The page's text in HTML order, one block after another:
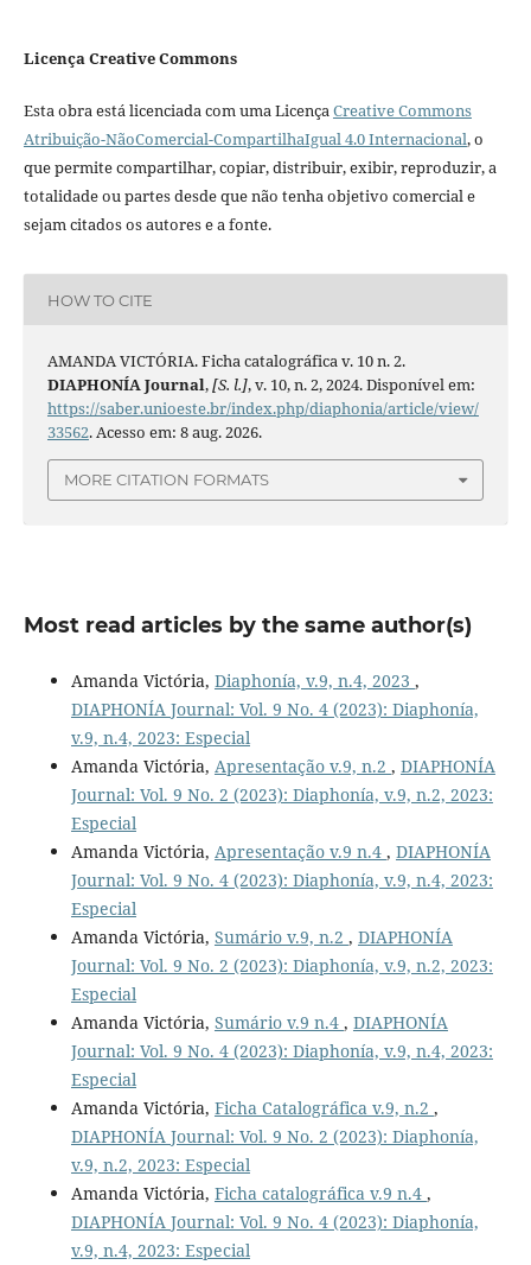
Licença Creative Commons
Esta obra está licenciada com uma LicençaCreative Commons
Atribuição-NãoComercial-CompartilhaIgual 4.0 Internacional, o
que permite compartilhar, copiar, distribuir, exibir, reproduzir, a
totalidade ou partes desde que não tenha objetivo comercial e
sejam citados os autores e a fonte.
HOW TO CITE
AMANDA VICTÓRIA. Ficha catalográfica v. 10 n. 2.
DIAPHONÍA Journal,[S. l.], v. 10, n. 2, 2024. Disponível em:
https://saber.unioeste.br/index.php/diaphonia/article/view/
33562. Acesso em: 8 aug. 2026.
MORE CITATION FORMATS
Most read articles by the same author(s)
Amanda Victória, Diaphonía, v.9, n.4, 2023 ,
DIAPHONÍA Journal: Vol. 9 No. 4 (2023): Diaphonía,
v.9, n.4, 2023: Especial
Amanda Victória, Apresentação v.9, n.2 , DIAPHONÍA
Journal: Vol. 9 No. 2 (2023): Diaphonía, v.9, n.2, 2023:
Especial
Amanda Victória, Apresentação v.9 n.4 , DIAPHONÍA
Journal: Vol. 9 No. 4 (2023): Diaphonía, v.9, n.4, 2023:
Especial
Amanda Victória, Sumário v.9, n.2 , DIAPHONÍA
Journal: Vol. 9 No. 2 (2023): Diaphonía, v.9, n.2, 2023:
Especial
Amanda Victória, Sumário v.9 n.4 , DIAPHONÍA
Journal: Vol. 9 No. 4 (2023): Diaphonía, v.9, n.4, 2023:
Especial
Amanda Victória, Ficha Catalográfica v.9, n.2 ,
DIAPHONÍA Journal: Vol. 9 No. 2 (2023): Diaphonía,
v.9, n.2, 2023: Especial
Amanda Victória, Ficha catalográfica v.9 n.4 ,
DIAPHONÍA Journal: Vol. 9 No. 4 (2023): Diaphonía,
v.9, n.4, 2023: Especial